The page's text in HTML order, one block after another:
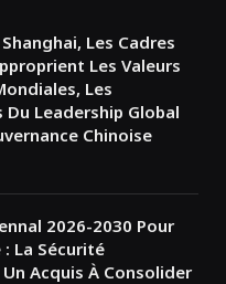
Les Cadres
Les Valeurs
Les
Du Leadership Global
Chinoise
2026-2030 Pour
: La Sécurité
Acquis À Consolider